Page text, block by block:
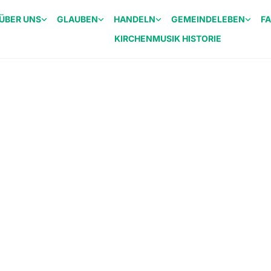
UNS GLAUBEN HANDELN GEMEINDELEBEN
KIRCHENMUSIK HISTORIE